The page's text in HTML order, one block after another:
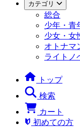
カテゴリ
総合
少年・青
少女・女
オトナマ
ライトノ
トップ
検索
カート
初めての方